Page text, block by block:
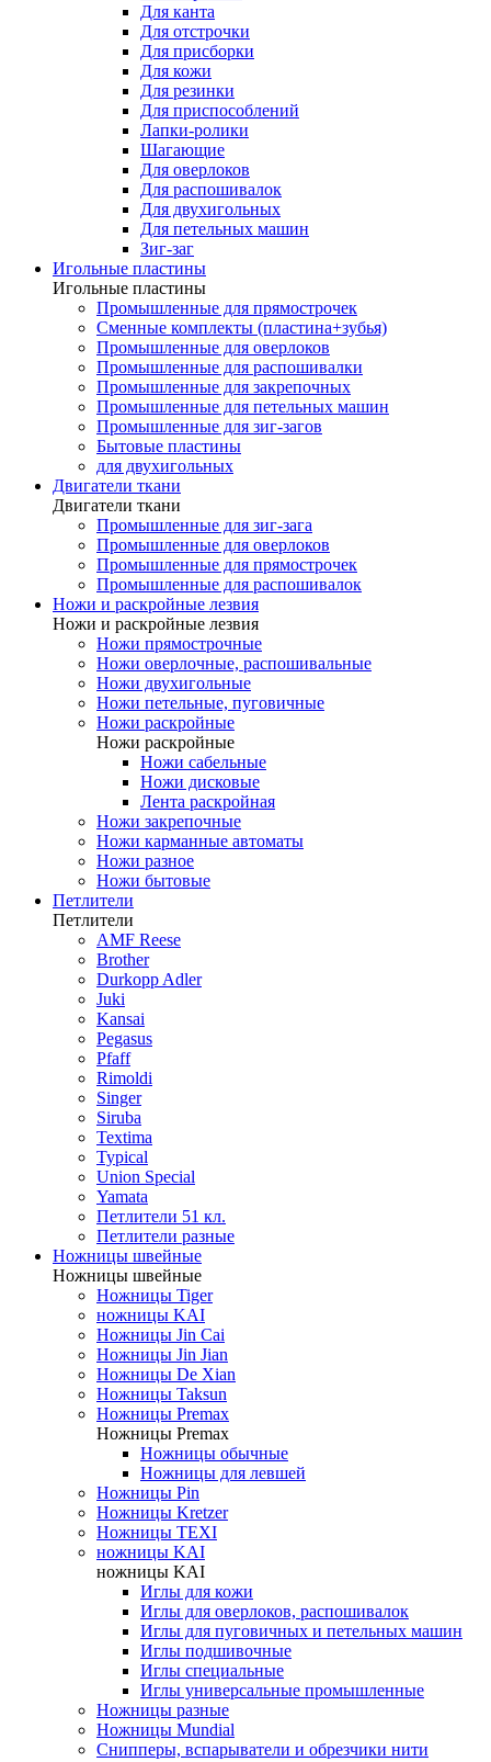
Для канта
Для отстрочки
Для присборки
Для кожи
Для резинки
Для приспособлений
Лапки-ролики
Шагающие
Для оверлоков
Для распошивалок
Для двухигольных
Для петельных машин
Зиг-заг
Игольные пластины
Игольные пластины
Промышленные для прямострочек
Сменные комплекты (пластина+зубья)
Промышленные для оверлоков
Промышленные для распошивалки
Промышленные для закрепочных
Промышленные для петельных машин
Промышленные для зиг-загов
Бытовые пластины
для двухигольных
Двигатели ткани
Двигатели ткани
Промышленные для зиг-зага
Промышленные для оверлоков
Промышленные для прямострочек
Промышленные для распошивалок
Ножи и раскройные лезвия
Ножи и раскройные лезвия
Ножи прямострочные
Ножи оверлочные, распошивальные
Ножи двухигольные
Ножи петельные, пуговичные
Ножи раскройные
Ножи раскройные
Ножи сабельные
Ножи дисковые
Лента раскройная
Ножи закрепочные
Ножи карманные автоматы
Ножи разное
Ножи бытовые
Петлители
Петлители
AMF Reese
Brother
Durkopp Adler
Juki
Kansai
Pegasus
Pfaff
Rimoldi
Singer
Siruba
Textima
Typical
Union Special
Yamata
Петлители 51 кл.
Петлители разные
Ножницы швейные
Ножницы швейные
Ножницы Tiger
ножницы KAI
Ножницы Jin Cai
Ножницы Jin Jian
Ножницы De Xian
Ножницы Taksun
Ножницы Premax
Ножницы Premax
Ножницы обычные
Ножницы для левшей
Ножницы Pin
Ножницы Kretzer
Ножницы TEXI
ножницы KAI
ножницы KAI
Иглы для кожи
Иглы для оверлоков, распошивалок
Иглы для пуговичных и петельных машин
Иглы подшивочные
Иглы специальные
Иглы универсальные промышленные
Ножницы разные
Ножницы Mundial
Снипперы, вспарыватели и обрезчики нити